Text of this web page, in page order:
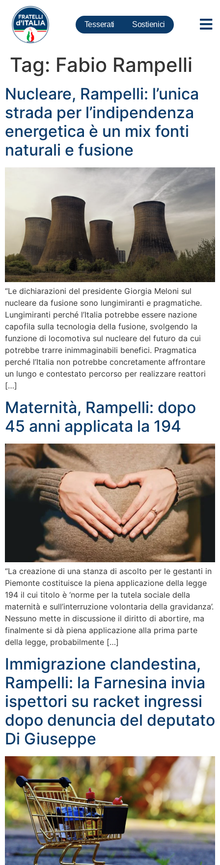
Tesserati Sostienici
Tag: Fabio Rampelli
Nucleare, Rampelli: l’unica
strada per l’indipendenza
energetica è un mix fonti
naturali e fusione
“Le dichiarazioni del presidente Giorgia Meloni sul
nucleare da fusione sono lungimiranti e pragmatiche.
Lungimiranti perché l’Italia potrebbe essere nazione
capofila sulla tecnologia della fusione, svolgendo la
funzione di locomotiva sul nucleare del futuro da cui
potrebbe trarre inimmaginabili benefici. Pragmatica
perché l’Italia non potrebbe concretamente affrontare
un lungo e contestato percorso per realizzare reattori
[…]
Maternità, Rampelli: dopo
45 anni applicata la 194
“La creazione di una stanza di ascolto per le gestanti in
Piemonte costituisce la piena applicazione della legge
194 il cui titolo è ‘norme per la tutela sociale della
maternità e sull’interruzione volontaria della gravidanza’.
Nessuno mette in discussione il diritto di abortire, ma
finalmente si dà piena applicazione alla prima parte
della legge, probabilmente […]
Immigrazione clandestina,
Rampelli: la Farnesina invia
ispettori su racket ingressi
dopo denuncia del deputato
Di Giuseppe